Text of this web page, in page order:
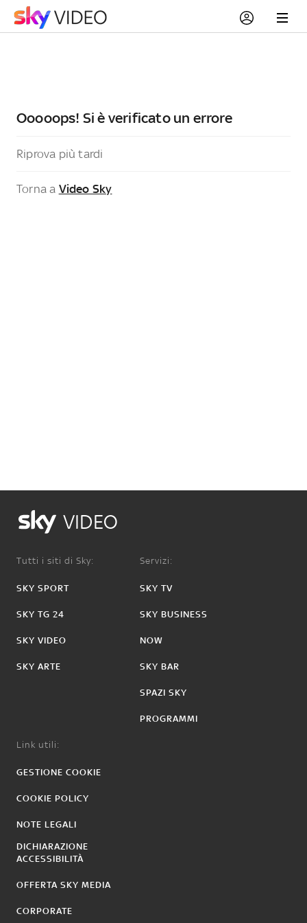
Ooooops! Si è verificato un errore
Riprova più tardi
Torna a Video Sky
VIDEO
Tutti i siti di Sky:
SKY SPORT
SKY TG 24
SKY VIDEO
SKY ARTE
Servizi:
SKY TV
SKY BUSINESS
NOW
SKY BAR
SPAZI SKY
PROGRAMMI
Link utili:
GESTIONE COOKIE
COOKIE POLICY
NOTE LEGALI
DICHIARAZIONE
ACCESSIBILITÀ
OFFERTA SKY MEDIA
CORPORATE